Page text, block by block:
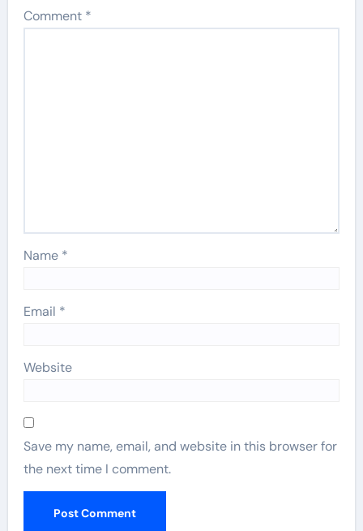
Comment *
Name *
Email *
Website
Save my name, email, and website in this browser for
the next time I comment.